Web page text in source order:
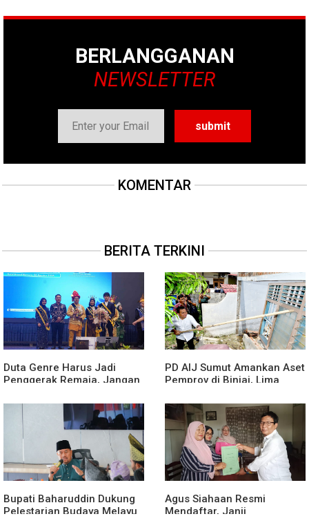
BERLANGGANAN
NEWSLETTER
KOMENTAR
BERITA TERKINI
Duta Genre Harus Jadi
Penggerak Remaja, Jangan
PD AIJ Sumut Amankan Aset
Pemprov di Binjai, Lima
Ria Dibongkar
Bupati Baharuddin Dukung
Pelestarian Budaya Melayu
Agus Siahaan Resmi
Mendaftar, Janji